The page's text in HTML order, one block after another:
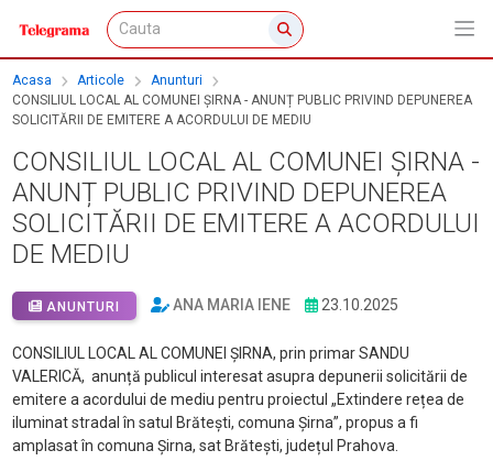
Acasa Articole
Anunturi
CONSILIUL LOCAL AL COMUNEI ȘIRNA - ANUNȚ PUBLIC PRIVIND DEPUNEREA
SOLICITĂRII DE EMITERE A ACORDULUI DE MEDIU
CONSILIUL LOCAL AL COMUNEI ȘIRNA -
ANUNȚ PUBLIC PRIVIND DEPUNEREA
SOLICITĂRII DE EMITERE A ACORDULUI
DE MEDIU
ANUNTURI ANA MARIA IENE 23.10.2025
CONSILIUL LOCAL AL COMUNEI ȘIRNA, prin primar SANDU
VALERICĂ, anunță publicul interesat asupra depunerii solicitării de
emitere a acordului de mediu pentru proiectul „Extindere rețea de
iluminat stradal în satul Brătești, comuna Șirna”, propus a fi
amplasat în comuna Șirna, sat Brătești, județul Prahova.